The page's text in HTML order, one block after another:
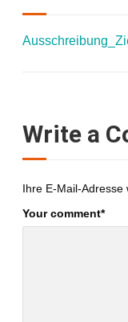
Write a
Ihre E-Mail-Adresse
Your comment*